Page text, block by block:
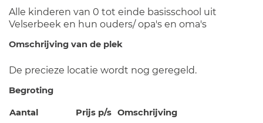
Alle kinderen van 0 tot einde basisschool uit
Velserbeek en hun ouders/ opa's en oma's
Omschrijving van de plek
De precieze locatie wordt nog geregeld.
Begroting
Aantal Prijs p/s Omschrijving